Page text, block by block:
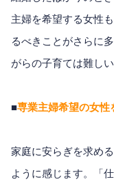
主婦を希望する女性
るべきことがさらに
がらの子育ては難し
■専業主婦希望の女性
家庭に安らぎを求め
ように感じます。「